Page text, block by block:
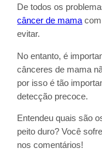
De todos os
câncer de mama
evitar.
No entanto, é
cânceres de mama
por isso é tão
detecção precoce.
Entendeu quais são
peito duro? Você
nos comentários!